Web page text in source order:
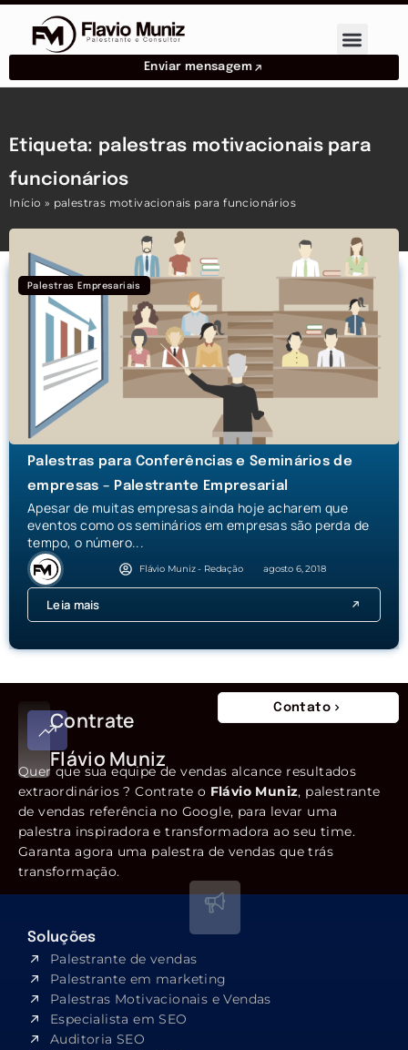
Enviar mensagem
Etiqueta: palestras motivacionais para
funcionários
Início » palestras motivacionais para funcionários
Palestras Empresariais
Palestras para Conferências e Seminários de
empresas – Palestrante Empresarial
Apesar de muitas empresas ainda hoje acharem que
eventos como os seminários em empresas são perda de
tempo, o número...
Flávio Muniz - Redação agosto 6, 2018
Leia mais
Contrate
Flávio Muniz
Contato
Quer que sua equipe de vendas alcance resultados
extraordinários ? Contrate o Flávio Muniz, palestrante
de vendas referência no Google, para levar uma
palestra inspiradora e transformadora ao seu time.
Garanta agora uma palestra de vendas que trás
transformação.
Soluções
Palestrante de vendas
Palestrante em marketing
Palestras Motivacionais e Vendas
Especialista em SEO​
Auditoria SEO